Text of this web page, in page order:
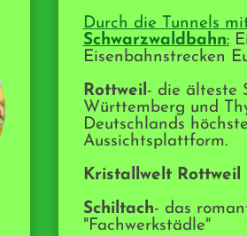
Durch die Tunnels
Schwarzwaldbahn:
Eisenbahnstrecken
Rottweil- die älteste
Württemberg und
Deutschlands
Aussichtsplattform.
Kristallwelt Rottweil
Schiltach- das
"Fachwerkstädle"